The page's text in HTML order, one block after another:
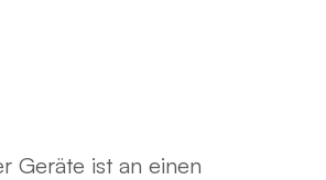
Geräte ist an einen